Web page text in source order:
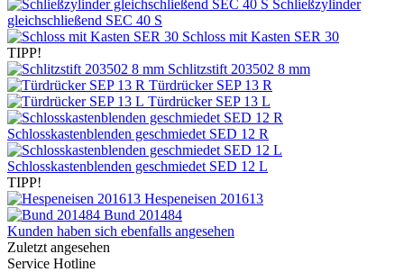
Schließzylinder
gleichschließend SEC 40 S
Schloss mit Kasten SER 30
TIPP!
Schlitzstift 203502 8 mm
Türdrücker SEP 13 R
Türdrücker SEP 13 L
Schlosskastenblenden geschmiedet SED 12 R
Schlosskastenblenden geschmiedet SED 12 L
TIPP!
Hespeneisen 201613
Bund 201484
Kunden haben sich ebenfalls angesehen
Zuletzt angesehen
Service Hotline